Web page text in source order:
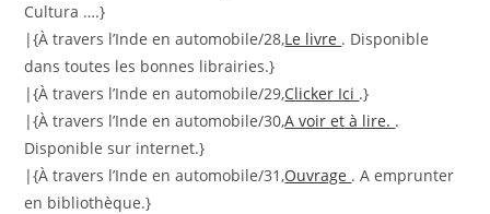
Cultura ….}
|{À travers l’Inde en automobile/28,Le livre . Disponible
dans toutes les bonnes librairies.}
|{À travers l’Inde en automobile/29,Clicker Ici .}
|{À travers l’Inde en automobile/30,A voir et à lire. .
Disponible sur internet.}
|{À travers l’Inde en automobile/31,Ouvrage . A emprunter
en bibliothèque.}